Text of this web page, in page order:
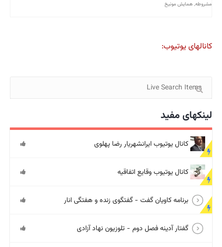
مشروطه, همایش مونیخ
کانالهای یوتیوب:
لینکهای مفید
کانال یوتیوب ایرانشهریار رضا پهلوی
کانال یوتیوب وقایع اتفاقیه
برنامه کاویان گفت - گفتگوی زنده و هفتگی انار
گفتار آدینه فصل دوم - تلوزیون نهاد آزادی